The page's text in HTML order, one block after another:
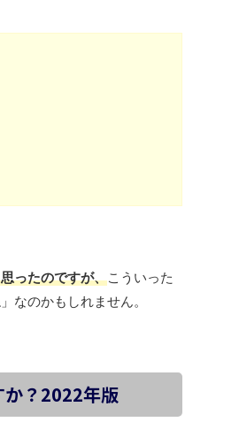
ったのですが、こういった
なのかもしれません。
か？2022年版